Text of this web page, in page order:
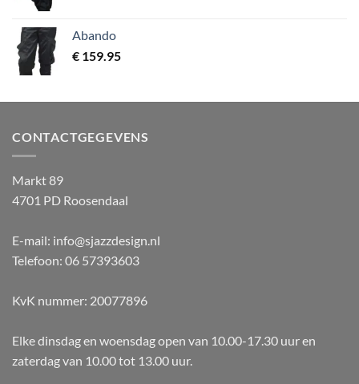
Abando
€ 159.95
CONTACTGEGEVENS
Markt 89
4701 PD Roosendaal
E-mail: info@sjazzdesign.nl
Telefoon: 06 57393603
KvK nummer: 20077896
Elke dinsdag en woensdag open van 10.00-17.30 uur en
zaterdag van 10.00 tot 13.00 uur.